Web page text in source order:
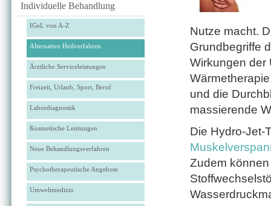
Individuelle Behandlung
IGeL von A-Z
Alternative Heilverfahren
Ärztliche Serviceleistungen
Freizeit, Urlaub, Sport, Beruf
Labordiagnostik
Kosmetische Leistungen
Neue Behandlungsverfahren
Psychotherapeutische Angebote
Umweltmedizin
Nutze macht.
Grundbegriffe
Wirkungen der
und die
massierende
Die Hydro-Jet-
Zudem